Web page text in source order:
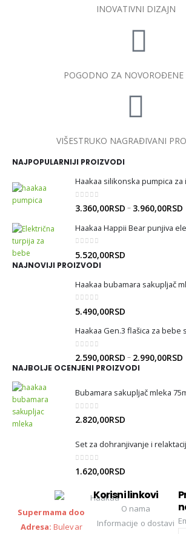
INOVATIVNI DIZAJN
POGODNO ZA NOVOROĐENE
VIŠESTRUKO NAGRAĐIVANI
NAJPOPULARNIJI PROIZVODI
Haakaa silikonska pumpica
0 out of 5
3.360,00RSD – 3.960,00RSD
0 out of 5
5.520,00RSD
NAJNOVIJI PROIZVODI
0 out of 5
5.490,00RSD
0out of 5
2.590,00RSD – 2.990,00RSD
NAJBOLJE OCENJENI PROIZVODI
Bubamara sakupljač mleka
0 out of 5
2.820,00RSD
0 out of 5
1.620,00RSD
Supermama doo
Adresa: Bulevar
Korisni linkovi
O nama
Informacije o dostavi